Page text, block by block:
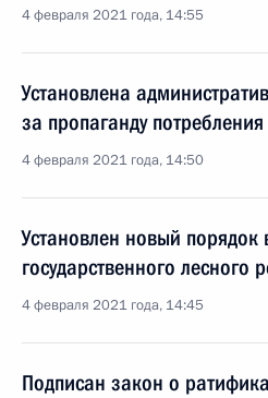
4 февраля 2021 года, 14:55
Установлена
за пропаганду
4 февраля 2021 года, 14:50
Установлен новый порядок
государственного лесного
4 февраля 2021 года, 14:45
Подписан закон о